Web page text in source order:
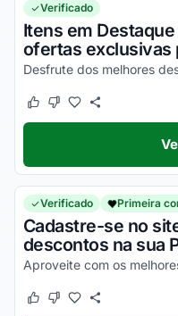
Verificado
Itens em
ofertas exclusivas
Este cupom funcionou
Este cupom não
Verificado Primeira
Cadastre-se no
descontos na sua
Este cupom funcionou
Este cupom não